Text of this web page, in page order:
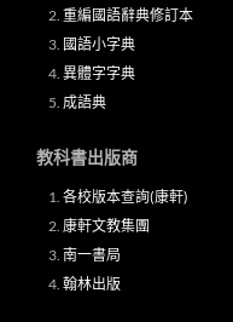
重編國語辭典修訂本
國語小字典
異體字字典
成語典
教科書出版商
各校版本查詢(康軒)
康軒文教集團
南一書局
翰林出版